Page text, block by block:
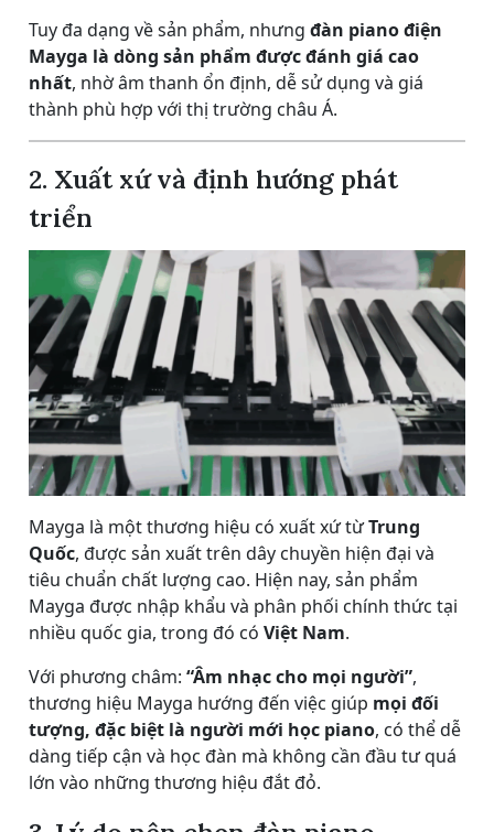
Tuy đa dạng về sản phẩm, nhưng đàn piano điện
Mayga là dòng sản phẩm được đánh giá cao
nhất, nhờ âm thanh ổn định, dễ sử dụng và giá
thành phù hợp với thị trường châu Á.
2. Xuất xứ và định hướng phát
triển
Mayga là một thương hiệu có xuất xứ từTrung
Quốc, được sản xuất trên dây chuyền hiện đại và
tiêu chuẩn chất lượng cao. Hiện nay, sản phẩm
Mayga được nhập khẩu và phân phối chính thức tại
nhiều quốc gia, trong đó có Việt Nam.
Với phương châm: “Âm nhạc cho mọi người”,
thương hiệu Mayga hướng đến việc giúp mọi đối
tượng, đặc biệt là người mới học piano, có thể dễ
dàng tiếp cận và học đàn mà không cần đầu tư quá
lớn vào những thương hiệu đắt đỏ.